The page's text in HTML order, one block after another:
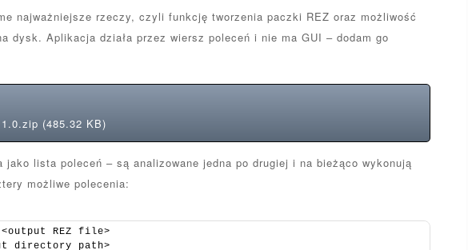
najważniejsze rzeczy, czyli funkcję tworzenia paczki REZ oraz możliwość
dysk. Aplikacja działa przez wiersz poleceń i nie ma GUI – dodam go
(485.32 KB)
jako lista poleceń – są analizowane jedna po drugiej i na bieżąco wykonują
możliwe polecenia:
REZ file>
directory path>